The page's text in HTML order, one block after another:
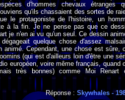
d'hommes chevaux étranges
qu'ils chassaient des sortes de
le protagoniste de l'histoire, un
à la fin. Je ne pense pas que ce
je n'en ai vu qu'un seul. Ce dessin
quelque chose d'assez
Cependant, une chose est sûre,
(qui est d'ailleurs loin d'être une
européen, voire même français, quand
très bonnes) comme Moi Renart
Réponse :Skywhales -